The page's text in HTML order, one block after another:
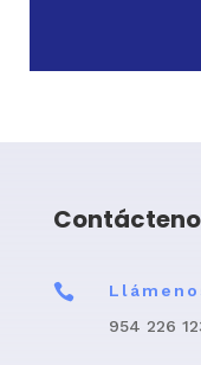

954 226